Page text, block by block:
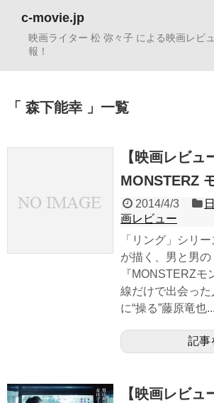
c-movie.jp
映画ライター 松 弥々子 による映画レビ
報！
森下能幸 一覧
【映画レビュ
MONSTERZ
2014/4/3
画レビュー
「リング」シリ
が描く、男と男の
『MONSTERZモ
線だけで出会った
に“操る”藤原竜也...
記事
【映画レビュ